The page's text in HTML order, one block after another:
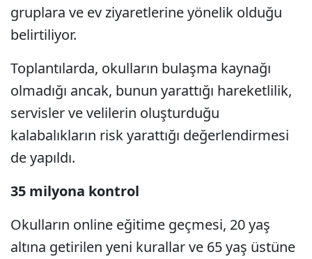
gruplara ve ev ziyaretlerine yönelik olduğu
belirtiliyor.
Toplantılarda, okulların bulaşma kaynağı
olmadığı ancak, bunun yarattığı hareketlilik,
servisler ve velilerin oluşturduğu
kalabalıkların risk yarattığı değerlendirmesi
de yapıldı.
35 milyona kontrol
Okulların online eğitime geçmesi, 20 yaş
altına getirilen yeni kurallar ve 65 yaş üstüne